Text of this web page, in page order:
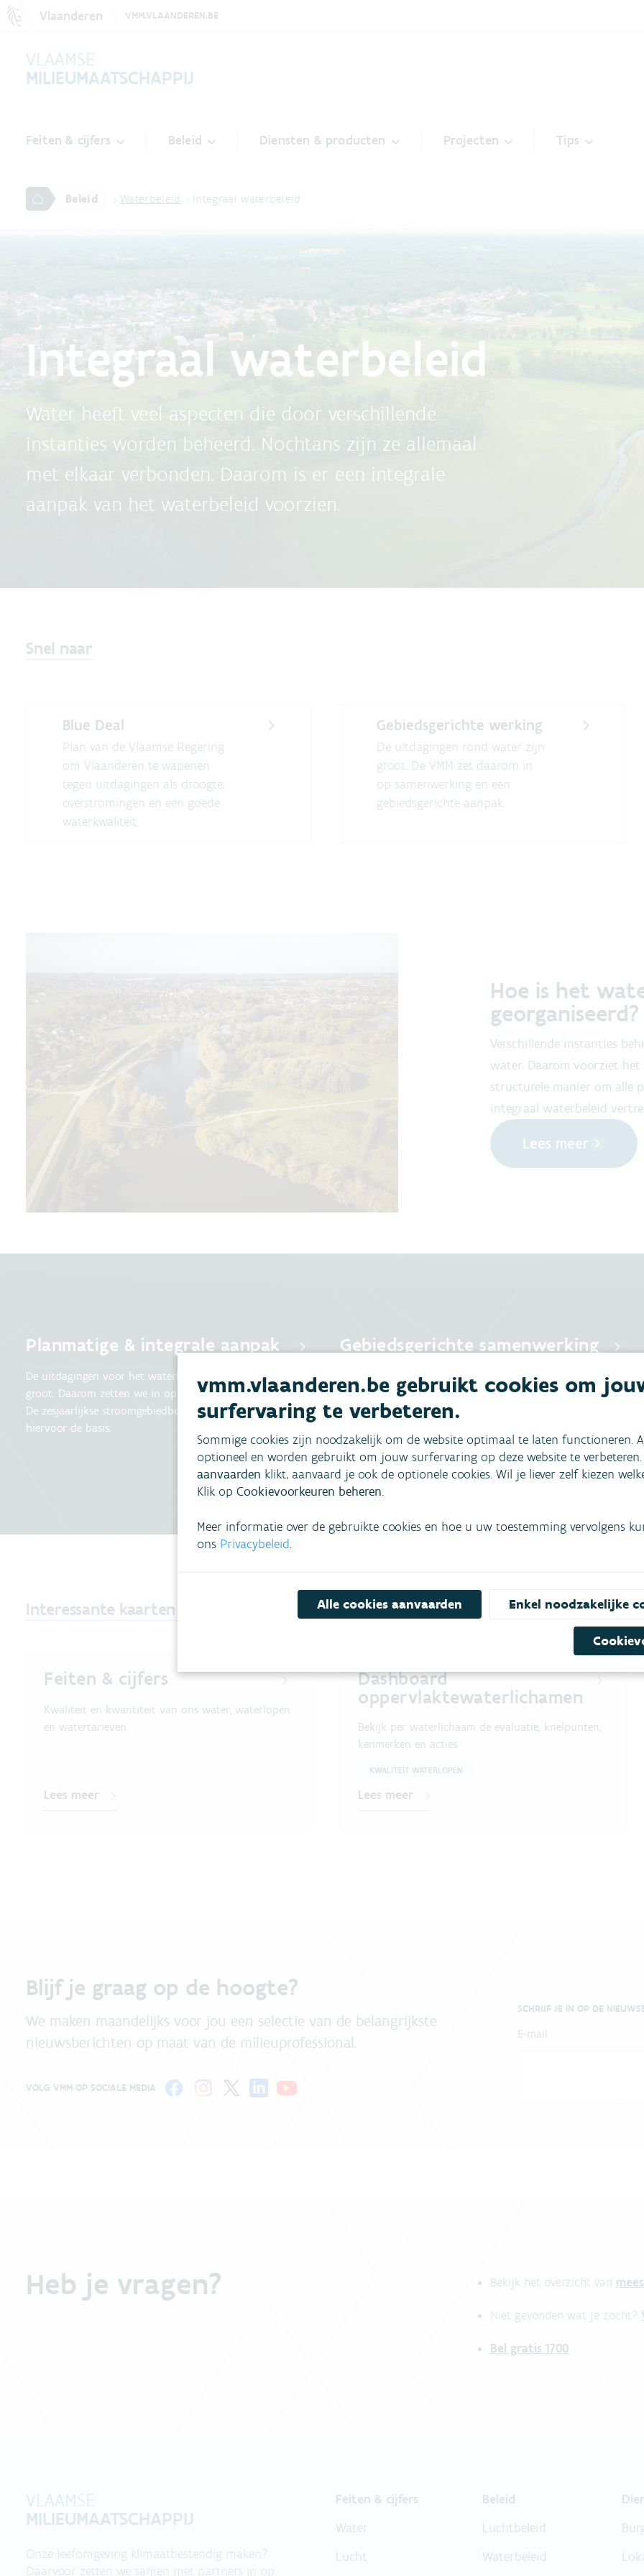
Vlaanderen VMM.VLAANDEREN.BE
VLAAMSE
MILIEUMAATSCHAPPIJ
Feiten & cijfers Beleid Diensten & producten Projecten Tips
Beleid Waterbeleid Integraal waterbeleid
Integraal waterbeleid
Water heeft veel aspecten die door verschillende
instanties worden beheerd. Nochtans zijn ze allemaal
met elkaar verbonden. Daarom is er een integrale
aanpak van het waterbeleid voorzien.
Snel naar
Blue Deal
Plan van de Vlaamse Regering
om Vlaanderen te wapenen
tegen uitdagingen als droogte,
overstromingen en een goede
waterkwaliteit.
Gebiedsgerichte werking
De uitdagingen rond water zijn
groot. De VMM zet daarom in
op samenwerking en een
gebiedsgerichte aanpak.
Hoe is het
georganiseerd?
Verschillende instanties
water. Daarom voorziet het
structurele manier om alle
integraal waterbeleid
Lees meer
Planmatige & integrale aanpak
De uitdagingen voor het waterbeleid in Vlaanderen zijn
groot. Daarom zetten we in op een planmatige aanpak.
De zesjaarlijkse stroomgebiedbeheerplannen vormen
hiervoor de basis.
Gebiedsgerichte samenwerking
De uitdagingen rond water zijn groot. De VMM zet daarom
in op samenwerking, een gebiedsgerichte aanpak en het
verhogen van het waterbewustzijn.
Interessante kaarten & cijfers
Feiten & cijfers
Kwaliteit en kwantiteit van ons water, waterlopen
en watertarieven.
Lees meer
Dashboard
oppervlaktewaterlichamen
Bekijk per waterlichaam de evaluatie, knelpunten,
kenmerken en acties.
KWALITEIT WATERLOPEN
Lees meer
Blijf je graag op de hoogte?
We maken maandelijks voor jou een selectie van de belangrijkste
nieuwsberichten op maat van de milieuprofessional.
VOLG VMM OP SOCIALE MEDIA
SCHRIJF JE IN OP DE
E-mail
Heb je vragen? Bekijk het overzicht van
Niet gevonden wat je zocht?
Bel gratis 1700
VLAAMSE
MILIEUMAATSCHAPPIJ
Onze leefomgeving klimaatbestendig maken?
Daarvoor zetten we samen met partners in op
Feiten & cijfers
Water
Lucht
Beleid
Luchtbeleid
Waterbeleid
vmm.vlaanderen.be gebruikt cookies om
surfervaring te verbeteren.
Sommige cookies zijn noodzakelijk om de website optimaal te laten functioneren.
optioneel en worden gebruikt om jouw surfervaring op deze website te
aanvaarden klikt, aanvaard je ook de optionele cookies. Wil je liever zelf kiezen
Klik op Cookievoorkeuren beheren.
Meer informatie over de gebruikte cookies en hoe u uw toestemming vervolgens
ons Privacybeleid.
Alle cookies aanvaarden Enkel noodzakelijke